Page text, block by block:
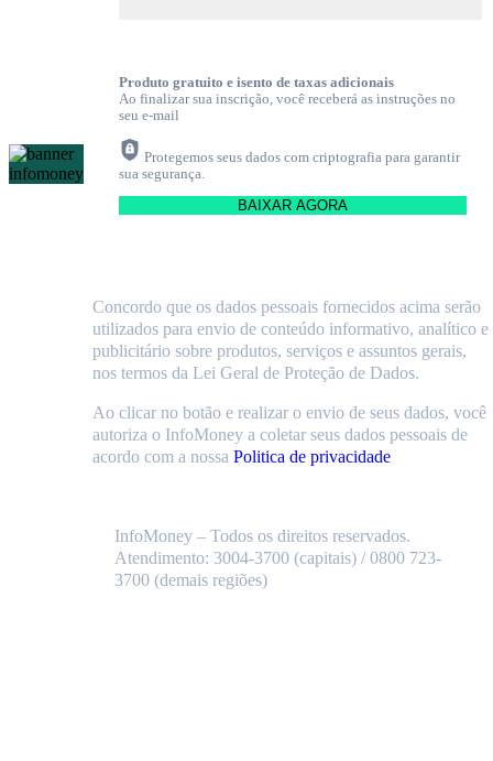
Produto gratuito e isento de taxas adicionais
Ao finalizar sua inscrição, você receberá as instruções no
seu e-mail
Protegemos seus dados com criptografia para garantir
sua segurança.
Concordo que os dados pessoais fornecidos acima serão
utilizados para envio de conteúdo informativo, analítico e
publicitário sobre produtos, serviços e assuntos gerais,
nos termos da Lei Geral de Proteção de Dados.
Ao clicar no botão e realizar o envio de seus dados, você
autoriza o InfoMoney a coletar seus dados pessoais de
acordo com a nossa Politica de privacidade
InfoMoney – Todos os direitos reservados.
Atendimento: 3004-3700 (capitais) / 0800 723-
3700 (demais regiões)